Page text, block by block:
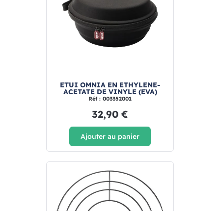
ETUI OMNIA EN ETHYLENE-
ACETATE DE VINYLE (EVA)
Réf : 003352001
32,90 €
Ajouter au panier